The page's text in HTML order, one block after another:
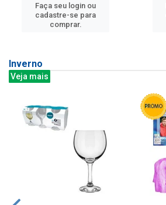
Faça seu login ou
cadastre-se para
comprar.
Inverno
Veja mais